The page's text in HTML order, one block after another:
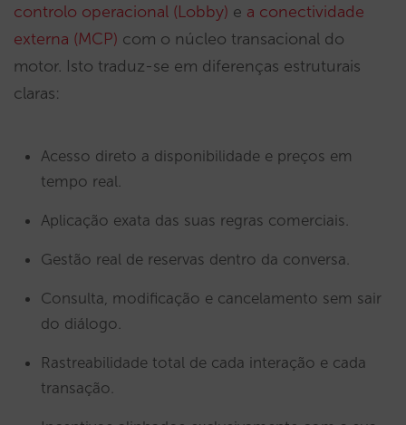
controlo operacional (Lobby) e a conectividade
externa (MCP) com o núcleo transacional do
motor. Isto traduz-se em diferenças estruturais
claras:
Acesso direto a disponibilidade e preços em
tempo real.
Aplicação exata das suas regras comerciais.
Gestão real de reservas dentro da conversa.
Consulta, modificação e cancelamento sem sair
do diálogo.
Rastreabilidade total de cada interação e cada
transação.